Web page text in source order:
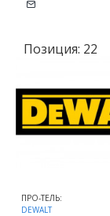
Позиция: 22
ПРО-ТЕЛЬ:
DEWALT